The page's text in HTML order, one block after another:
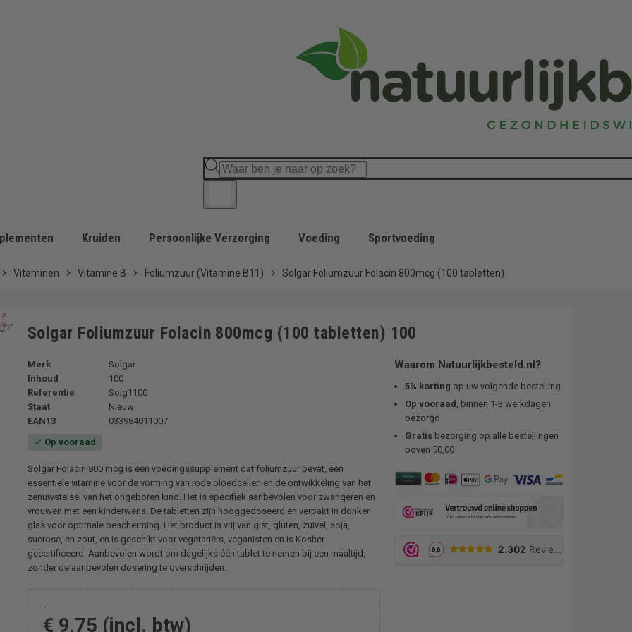
Kruiden Persoonlijke Verzorging Voeding Sportvoeding
chevron_right Vitaminen chevron_right Vitamine B chevron_right Foliumzuur (Vitamine B11) chevron_right Solgar Foliumzuur Folacin 800mcg (100 tabletten)
Solgar Foliumzuur Folacin 800mcg (100 tabletten) 100
Merk
Solgar
Inhoud
100
Referentie
Solg1100
Staat
Nieuw
EAN13
033984011007
check Op vooraad
Solgar Folacin 800 mcg is een voedingssupplement dat foliumzuur bevat, een
essentiële vitamine voor de vorming van rode bloedcellen en de ontwikkeling van het
zenuwstelsel van het ongeboren kind. Het is specifiek aanbevolen voor zwangeren en
vrouwen met een kinderwens. De tabletten zijn hooggedoseerd en verpakt in donker
glas voor optimale bescherming. Het product is vrij van gist, gluten, zuivel, soja,
sucrose, en zout, en is geschikt voor vegetariërs, veganisten en is Kosher
gecertificeerd. Aanbevolen wordt om dagelijks één tablet te nemen bij een maaltijd,
zonder de aanbevolen dosering te overschrijden.
-
€ 9,75 (incl. btw)
Waarom Natuurlijkbesteld.nl?
5% korting op uw volgende bestelling
Op vooraad , binnen 1-3 werkdagen
bezorgd
Gratisbezorging op alle bestellingen
boven 50,00